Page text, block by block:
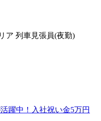
ア 列車見張員(夜勤)
躍中！入社祝い金5万円